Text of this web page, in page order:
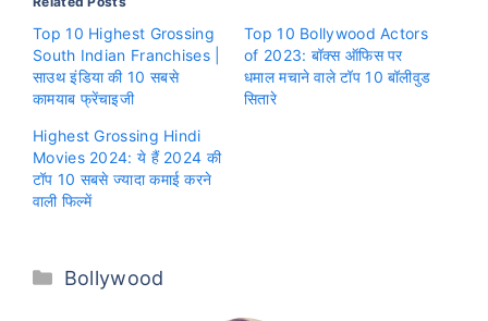
Top 10 Highest Grossing
South Indian Franchises |
साउथ इंडिया की 10 सबसे
कामयाब फ्रेंचाइजी
Top 10 Bollywood Actors
of 2023: बॉक्स ऑफिस पर
धमाल मचाने वाले टॉप 10 बॉलीवुड
सितारे
Highest Grossing Hindi
Movies 2024: ये हैं 2024 की
टॉप 10 सबसे ज्यादा कमाई करने
वाली फिल्में
Categories
Bollywood